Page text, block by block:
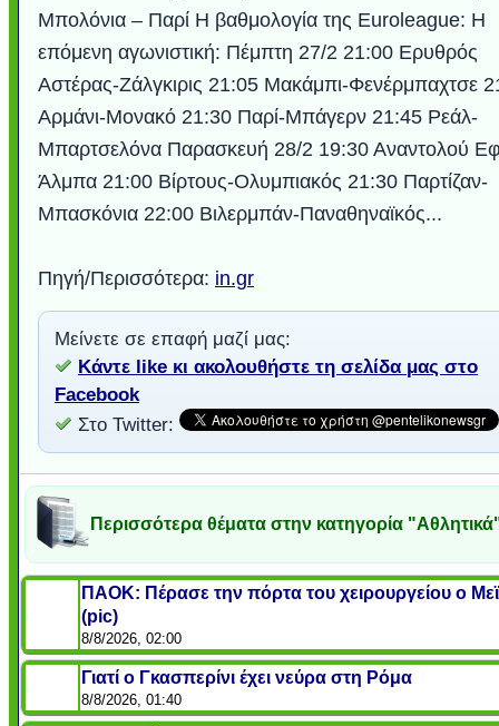
Μπολόνια – Παρί Η βαθμολογία της Euroleague: Η
επόμενη αγωνιστική: Πέμπτη 27/2 21:00 Ερυθρός
Αστέρας-Ζάλγκιρις 21:05 Μακάμπι-Φενέρμπαχτσε
Αρμάνι-Μονακό 21:30 Παρί-Μπάγερν 21:45 Ρεάλ-
Μπαρτσελόνα Παρασκευή 28/2 19:30 Αναντολού
Άλμπα 21:00 Βίρτους-Ολυμπιακός 21:30 Παρτίζαν-
Μπασκόνια 22:00 Βιλερμπάν-Παναθηναϊκός...
Πηγή/Περισσότερα: in.gr
Μείνετε σε επαφή μαζί μας:
Κάντε like κι ακολουθήστε τη σελίδα μας στο
Facebook
Στο Twitter:
Περισσότερα θέματα στην κατηγορία
ΠΑΟΚ: Πέρασε την πόρτα του χειρουργείου ο
(pic)
8/8/2026, 02:00
Γιατί ο Γκασπερίνι έχει νεύρα στη Ρόμα
8/8/2026, 01:40